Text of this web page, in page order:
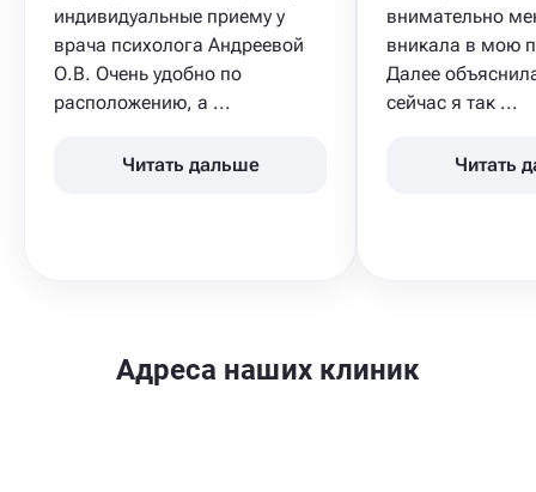
индивидуальные приему у
врача психолога Андреевой
О.В. Очень удобно по
расположению, а ...
Читать дальше
внимательно
вникала в мою
Далее
сейчас я так ...
Читать
Адреса наших клиник